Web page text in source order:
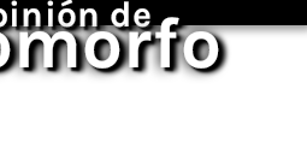
de